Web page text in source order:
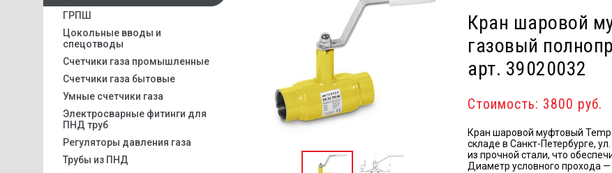
ГРПШ
Цокольные вводы и
спецотводы
Счетчики газа промышленные
Счетчики газа бытовые
Умные счетчики газа
Электросварные фитинги для
ПНД труб
Регуляторы давления газа
Трубы из ПНД
Кран шаровой
газовый
арт. 39020032
Стоимость: 3800 руб.
Кран шаровой муфтовый
складе в Санкт-Петербурге,
из прочной стали, что
Диаметр условного прохода —